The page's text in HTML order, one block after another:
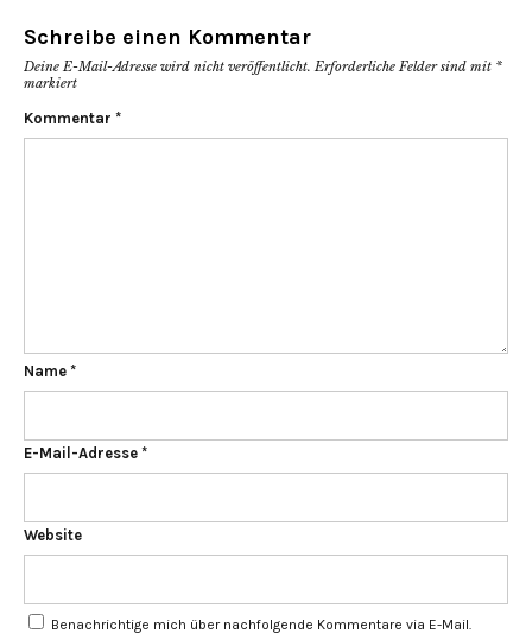
Schreibe einen Kommentar
Deine E-Mail-Adresse wird nicht veröffentlicht. Erforderliche Felder sind mit *
markiert
Kommentar *
Name *
E-Mail-Adresse *
Website
Benachrichtige mich über nachfolgende Kommentare via E-Mail.